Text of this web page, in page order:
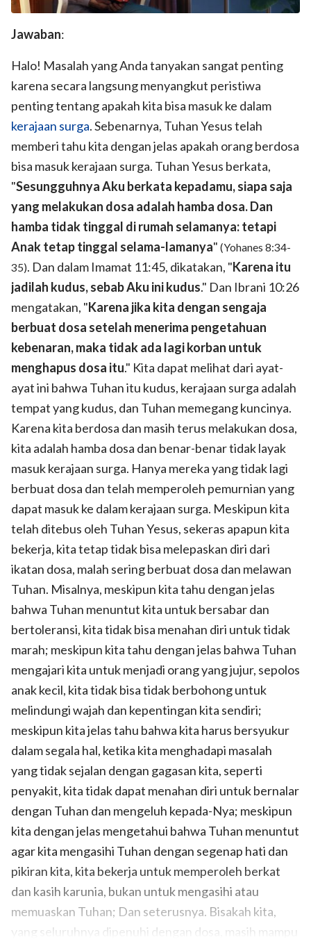
Jawaban:
Halo! Masalah yang Anda tanyakan sangat penting
karena secara langsung menyangkut peristiwa
penting tentang apakah kita bisa masuk ke dalam
kerajaan surga. Sebenarnya, Tuhan Yesus telah
memberi tahu kita dengan jelas apakah orang berdosa
bisa masuk kerajaan surga. Tuhan Yesus berkata,
"Sesungguhnya Aku berkata kepadamu, siapa saja
yang melakukan dosa adalah hamba dosa. Dan
hamba tidak tinggal di rumah selamanya: tetapi
Anak tetap tinggal selama-lamanya" (Yohanes 8:34-
35). Dan dalam Imamat 11:45, dikatakan, "Karena itu
jadilah kudus, sebab Aku ini kudus." Dan Ibrani 10:26
mengatakan, "Karena jika kita dengan sengaja
berbuat dosa setelah menerima pengetahuan
kebenaran, maka tidak ada lagi korban untuk
menghapus dosa itu." Kita dapat melihat dari ayat-
ayat ini bahwa Tuhan itu kudus, kerajaan surga adalah
tempat yang kudus, dan Tuhan memegang kuncinya.
Karena kita berdosa dan masih terus melakukan dosa,
kita adalah hamba dosa dan benar-benar tidak layak
masuk kerajaan surga. Hanya mereka yang tidak lagi
berbuat dosa dan telah memperoleh pemurnian yang
dapat masuk ke dalam kerajaan surga. Meskipun kita
telah ditebus oleh Tuhan Yesus, sekeras apapun kita
bekerja, kita tetap tidak bisa melepaskan diri dari
ikatan dosa, malah sering berbuat dosa dan melawan
Tuhan. Misalnya, meskipun kita tahu dengan jelas
bahwa Tuhan menuntut kita untuk bersabar dan
bertoleransi, kita tidak bisa menahan diri untuk tidak
marah; meskipun kita tahu dengan jelas bahwa Tuhan
mengajari kita untuk menjadi orang yang jujur, sepolos
anak kecil, kita tidak bisa tidak berbohong untuk
melindungi wajah dan kepentingan kita sendiri;
meskipun kita jelas tahu bahwa kita harus bersyukur
dalam segala hal, ketika kita menghadapi masalah
yang tidak sejalan dengan gagasan kita, seperti
penyakit, kita tidak dapat menahan diri untuk bernalar
dengan Tuhan dan mengeluh kepada-Nya; meskipun
kita dengan jelas mengetahui bahwa Tuhan menuntut
agar kita mengasihi Tuhan dengan segenap hati dan
pikiran kita, kita bekerja untuk memperoleh berkat
dan kasih karunia, bukan untuk mengasihi atau
memuaskan Tuhan; Dan seterusnya. Bisakah kita,
yang seluruhnya dipenuhi dengan dosa, masih mampu